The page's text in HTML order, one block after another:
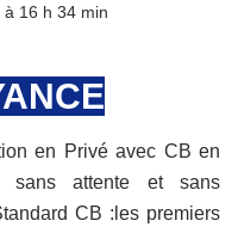
à 16 h 34 min
en Privé avec CB en
attente et sans
CB :les premiers